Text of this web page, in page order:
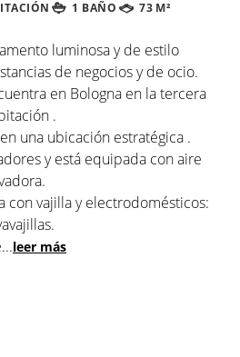
1 BAÑO 73 M²
luminosa y de estilo
de negocios y de ocio.
en Bologna en la tercera
.
una ubicación estratégica .
y está equipada con aire
con vajilla y electrodomésticos:
...leer más